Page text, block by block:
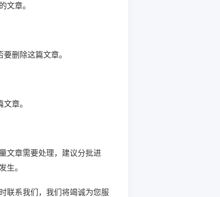
文章。
删除这篇文章。
章。
文章需要处理，建议分批进
生。
联系我们，我们将竭诚为您服